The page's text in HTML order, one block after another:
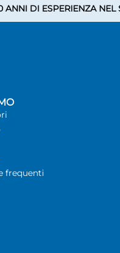
ANNI DI ESPERIENZA NEL
frequenti